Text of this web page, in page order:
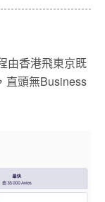
由香港飛東京既
直頭無Business